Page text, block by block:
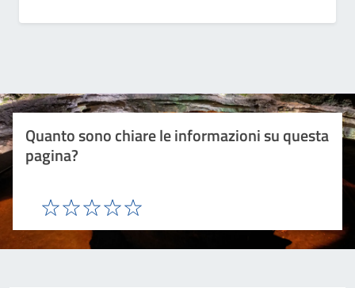
Quanto sono chiare le informazioni su questa
pagina?
Valuta 5 stelle su 5
Valuta 4 stelle su 5
Valuta 3 stelle su 5
Valuta 2 stelle su 5
Valuta 1 stelle su 5